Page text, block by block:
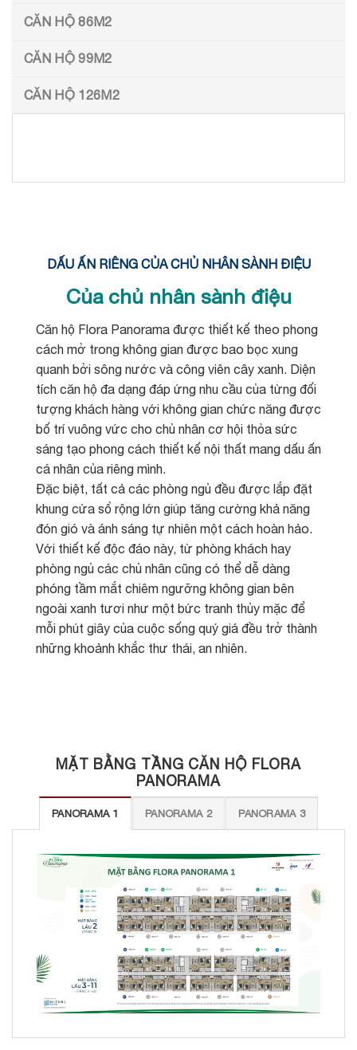
CĂN HỘ 86M2
CĂN HỘ 99M2
CĂN HỘ 126M2
DẤU ẤN RIÊNG CỦA CHỦ NHÂN SÀNH ĐIỆU
Của chủ nhân sành điệu
Căn hộ Flora Panorama được thiết kế theo phong
cách mở trong không gian được bao bọc xung
quanh bởi sông nước và công viên cây xanh. Diện
tích căn hộ đa dạng đáp ứng nhu cầu của từng đối
tượng khách hàng với không gian chức năng được
bố trí vuông vức cho chủ nhân cơ hội thỏa sức
sáng tạo phong cách thiết kế nội thất mang dấu ấn
cá nhân của riêng mình.
Đặc biệt, tất cả các phòng ngủ đều được lắp đặt
khung cửa sổ rộng lớn giúp tăng cường khả năng
đón gió và ánh sáng tự nhiên một cách hoàn hảo.
Với thiết kế độc đáo này, từ phòng khách hay
phòng ngủ các chủ nhân cũng có thể dễ dàng
phóng tầm mắt chiêm ngưỡng không gian bên
ngoài xanh tươi như một bức tranh thủy mặc để
mỗi phút giây của cuộc sống quý giá đều trở thành
những khoảnh khắc thư thái, an nhiên.
MẶT BẰNG TẦNG CĂN HỘ FLORA
PANORAMA
PANORAMA 1 PANORAMA 2 PANORAMA 3